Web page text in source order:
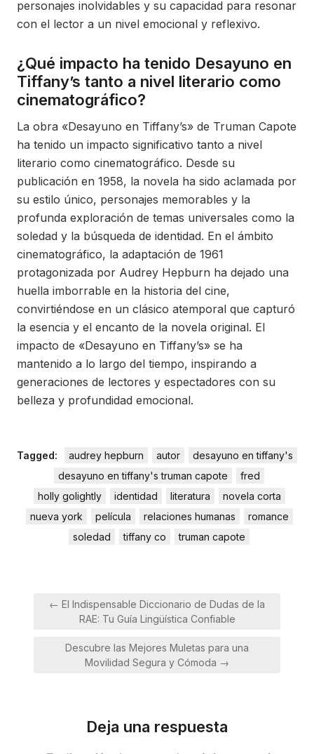
personajes inolvidables y su capacidad para resonar
con el lector a un nivel emocional y reflexivo.
¿Qué impacto ha tenido Desayuno en
Tiffany’s tanto a nivel literario como
cinematográfico?
La obra «Desayuno en Tiffany’s» de Truman Capote
ha tenido un impacto significativo tanto a nivel
literario como cinematográfico. Desde su
publicación en 1958, la novela ha sido aclamada por
su estilo único, personajes memorables y la
profunda exploración de temas universales como la
soledad y la búsqueda de identidad. En el ámbito
cinematográfico, la adaptación de 1961
protagonizada por Audrey Hepburn ha dejado una
huella imborrable en la historia del cine,
convirtiéndose en un clásico atemporal que capturó
la esencia y el encanto de la novela original. El
impacto de «Desayuno en Tiffany’s» se ha
mantenido a lo largo del tiempo, inspirando a
generaciones de lectores y espectadores con su
belleza y profundidad emocional.
Tagged: audrey hepburn autor
desayuno en tiffany's
desayuno en tiffany's truman capote
fred
holly golightly
identidad literatura
novela corta
nueva york
película relaciones humanas
romance
soledad
tiffany co truman capote
Navegación
← El Indispensable Diccionario de Dudas de la
RAE: Tu Guía Lingüística Confiable
Descubre las Mejores Muletas para una
Movilidad Segura y Cómoda →
Deja una respuesta